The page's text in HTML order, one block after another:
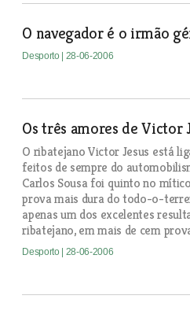
O navegador é o irmão
Desporto | 28-06-2006
Os três amores de Victor
O ribatejano Victor Jesus está
feitos de sempre do
Carlos Sousa foi quinto no
prova mais dura do todo-o-
apenas um dos excelentes
ribatejano, em mais de cem
Desporto | 28-06-2006